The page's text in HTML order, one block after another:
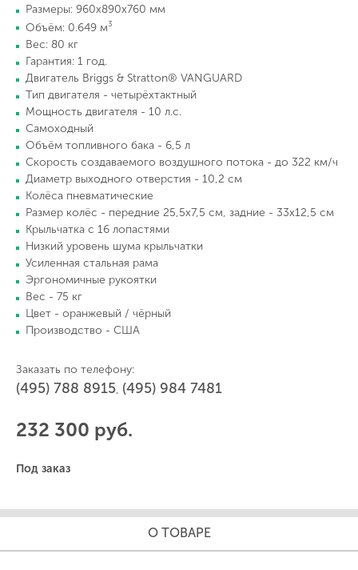
Размеры: 960х890х760 мм
Объём: 0.649 м3
Вес: 80 кг
Гарантия: 1 год.
Двигатель Briggs & Stratton® VANGUARD
Тип двигателя - четырёхтактный
Мощность двигателя - 10 л.с.
Самоходный
Объём топливного бака - 6,5 л
Скорость создаваемого воздушного потока - до 322 км/ч
Диаметр выходного отверстия - 10,2 см
Колёса пневматические
Размер колёс - передние 25,5х7,5 см, задние - 33х12,5 см
Крыльчатка с 16 лопастями
Низкий уровень шума крыльчатки
Усиленная стальная рама
Эргономичные рукоятки
Вес - 75 кг
Цвет - оранжевый / чёрный
Производство - США
Заказать по телефону:
(495) 788 8915, (495) 984 7481
232 300 руб.
Под заказ
О ТОВАРЕ